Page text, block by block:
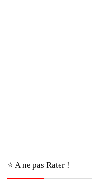
⭐️ A ne pas Rater !